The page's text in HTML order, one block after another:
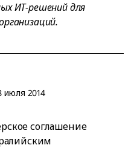
ИТ-решений для
июля 2014
соглашение